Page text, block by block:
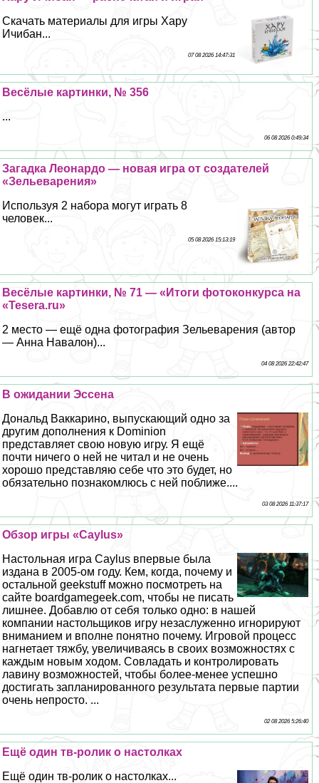
Скачать материалы для игры Хару
Ичибан...
07 08 2026 14:47:31
Весёлые картинки, № 356
...
06 08 2026 0:49:34
Загадка Леонардо — новая игра от создателей
«Зельеварения»
Используя 2 набора могут играть 8
человек...
05 08 2026 15:13:19
Весёлые картинки, № 71 — «Итоги фотоконкурса на
«Tesera.ru»
2 место — ещё одна фотография Зельеварения (автор
— Анна Навалон)...
04 08 2026 22:42:47
В ожидании Эссена
Дональд Ваккарино, выпускающий одно за
другим дополнения к Dominion
представляет свою новую игру. Я ещё
почти ничего о ней не читал и не очень
хорошо представляю себе что это будет, но
обязательно познакомлюсь с ней поближе....
03 08 2026 11:37:17
Обзор игры «Caylus»
Настольная игра Caylus впервые была
издана в 2005-ом году. Кем, когда, почему и
остальной geekstuff можно посмотреть на
сайте boardgamegeek.com, чтобы не писать
лишнее. Добавлю от себя только одно: в нашей
компании настольщиков игру незаслуженно игнорируют
вниманием и вполне понятно почему. Игровой процесс
нагнетает тяжбу, увеличиваясь в своих возможностях с
каждым новым ходом. Совладать и контролировать
лавину возможностей, чтобы более-менее успешно
достигать запланированного результата первые партии
очень непросто. ...
02 08 2026 5:26:40
Ещё один тв-ролик о настолках
Ещё один тв-ролик о настолках...